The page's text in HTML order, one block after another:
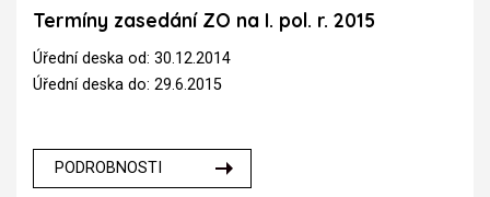
Termíny zasedání ZO na I. pol. r. 2015
Úřední deska od: 30.12.2014
Úřední deska do: 29.6.2015
PODROBNOSTI